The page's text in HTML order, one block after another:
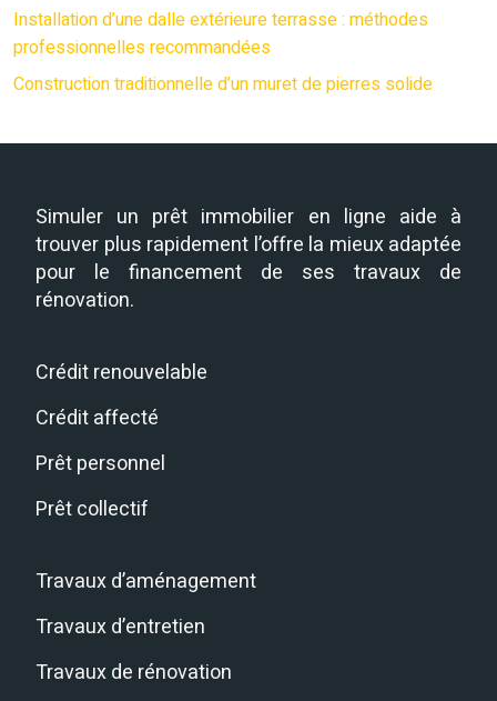
Installation d’une dalle extérieure terrasse : méthodes
professionnelles recommandées
Construction traditionnelle d’un muret de pierres solide
Simuler un prêt immobilier en ligne aide à
trouver plus rapidement l’offre la mieux adaptée
pour le financement de ses travaux de
rénovation.
Crédit renouvelable
Crédit affecté
Prêt personnel
Prêt collectif
Travaux d’aménagement
Travaux d’entretien
Travaux de rénovation